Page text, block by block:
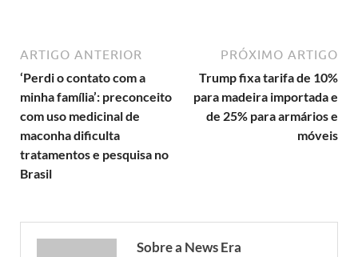
ARTIGO ANTERIOR
‘Perdi o contato com a
minha família’: preconceito
com uso medicinal de
maconha dificulta
tratamentos e pesquisa no
Brasil
PRÓXIMO ARTIGO
Trump fixa tarifa de 10%
para madeira importada e
de 25% para armários e
móveis
Sobre a News Era